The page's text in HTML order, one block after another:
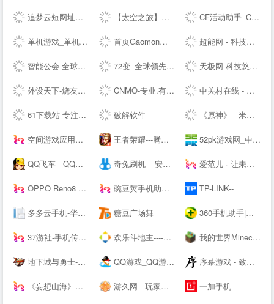
追梦云短网址生成工具-页面跳转服务 【太空之旅】新版本爆料 - 和平精英----腾讯游戏 CF活动助手_CF装备助手_穿越火线活动一键领取 - --
单机游戏_单机游戏下载_单机游戏门户_游侠网 首页Gaomon高漫 - 新一代数位板和数位屏，新的创作之旅 超能网 - 科技生活第一站
智能公会-全球智能产品评测资讯平台-致力于让智能走进生活 72变_全球领先的智能生活平台 天极网 科技悠生活.遇见新未来
外设天下-烧友所爱 值得信赖(WWW.WSTX.COM) CNMO-专业.有趣的科技新媒体 中关村在线 - 大中华区专业IT网站 - The --luable and professional IT business website in Greater China
61下载站-专注免费软件下载、让你安全放心的下载 破解软件 《原神》---米哈游全新开放世界
空间游戏应用中心-网页游戏|热门游戏|新游推荐 王者荣耀---腾讯游戏 52pk游戏网_中文游戏门户站
QQ飞车-- QQ飞车---腾讯游戏-竞速网游王者 突破300万同时在线 奇兔刷机--_安卓Android刷机工具_一键完美刷机_ROOT软件 爱范儿 · 让未来触手可及
OPPO Reno8 系列 - 人像，从此得「芯」应手 | OPPO -- 豌豆荚手机助手-海量安卓APP应用与游戏免费下载 TP-LINK--
多多云手机-华为云应用平台-你的另一台虚拟云端手机 糖豆广场舞 360手机助手|手机软件下载|手机游戏下载|安卓软件|安卓游戏|Android手机应用|手机主题壁纸下载|手机视频电影电视剧下载|手机小说杂志下载
37游社-手机传奇类游戏下载-手机游戏排行榜-安卓游戏下载-免费iOS手游排行榜-游戏攻略网-手机应用下载 欢乐斗地主----腾讯游戏 我的世界Minecraft中国版--——你想玩的，这里都有
地下城与勇士-DNF----腾讯游戏-格斗网游王者之作,500万同时在线 QQ游戏_QQ游戏大全_游戏下载_QQ游戏-- 序幕游戏 - 致力于打造一个绝对绿色，安全，简洁的单机游戏爱好者聚集地
《妄想山海》手游官方下载站_礼包领取_腾讯游戏 游久网 - 玩家喜爱的网络游戏资讯门户 - www.uuu9.com 一加手机--